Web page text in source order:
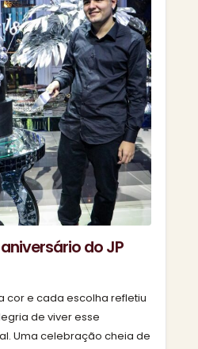
do JP
cor e cada escolha refletiu
de viver esse
Uma celebração cheia de